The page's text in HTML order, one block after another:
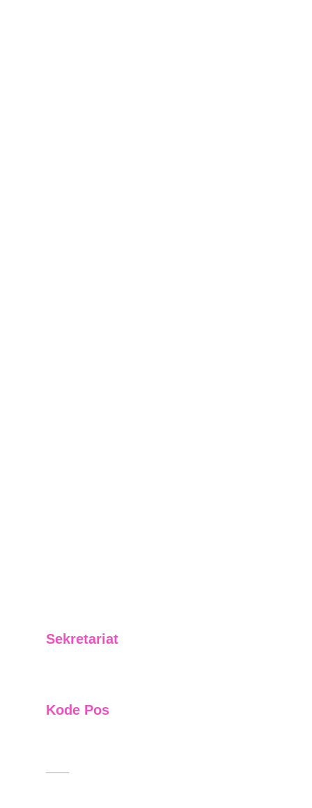
Sekretariat
Kode Pos